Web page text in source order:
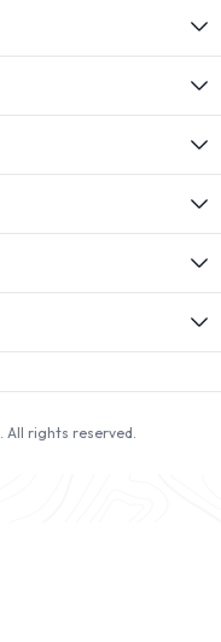
. All rights reserved.